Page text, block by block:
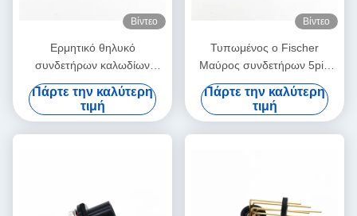
Βίντεο
Ερμητικό θηλυκό
συνδετήρων καλωδίων
Fischer με τον τύπο λήξης
ύλης συγκολλήσεως
Πάρτε την καλύτερη
τιμή
Βίντεο
Τυπωμένος ο Fischer
Μαύρος συνδετήρων 5pin
κυκλωμάτων τοποθετημένος
PCB που καλύπτεται
Πάρτε την καλύτερη
τιμή